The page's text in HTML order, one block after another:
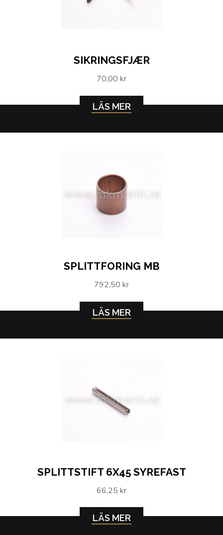
SIKRINGSFJÆR
70,00 kr
LÄS MER
SPLITTFORING MB
792,50 kr
LÄS MER
SPLITTSTIFT 6X45 SYREFAST
66,25 kr
LÄS MER